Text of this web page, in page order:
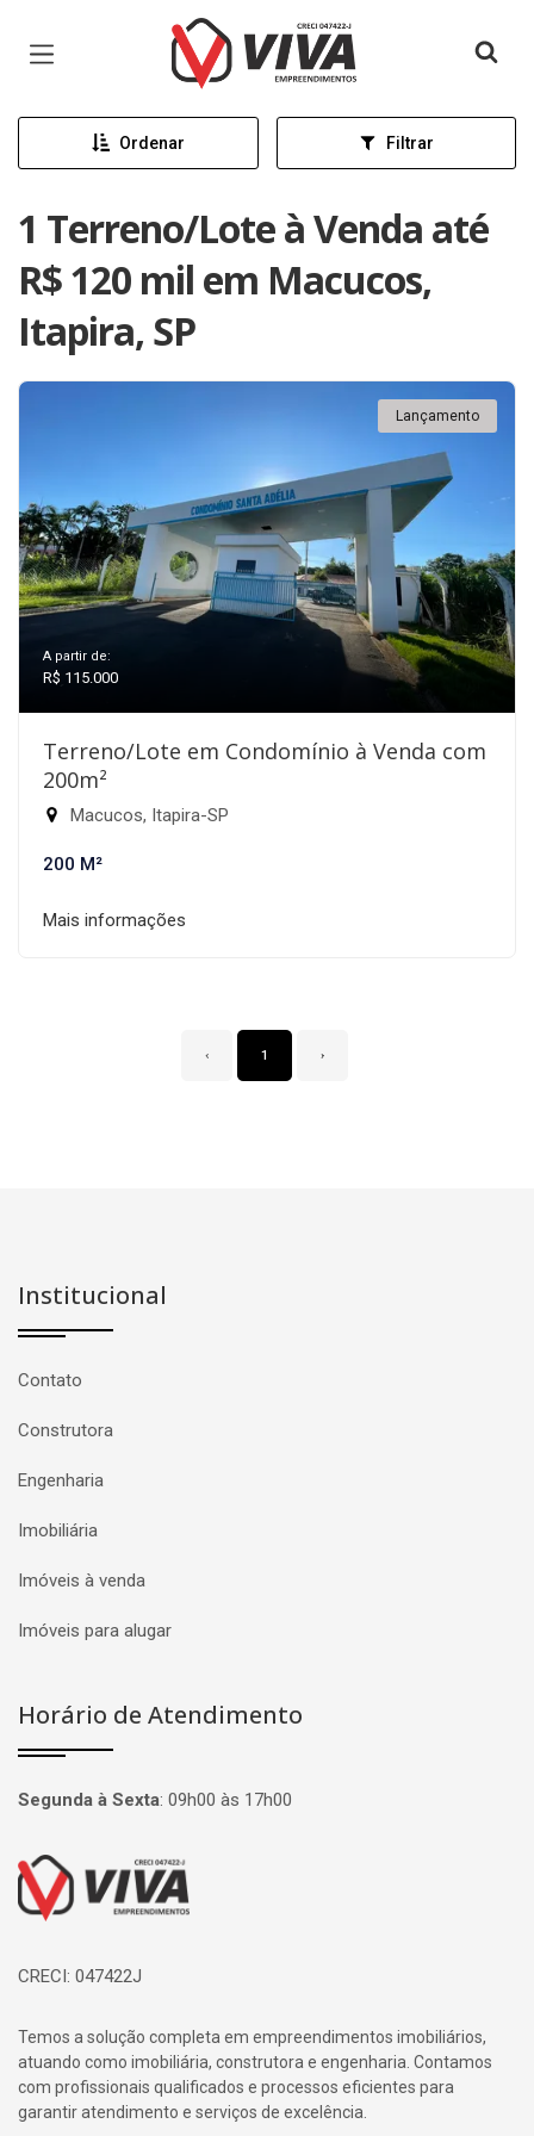
Página inicial
Ordenar Filtrar
1 Terreno/Lote à Venda até
R$ 120 mil em Macucos,
Itapira, SP
Lançamento
A partir de:
R$ 115.000
Terreno/Lote em Condomínio à Venda com
200m²
Macucos, Itapira-SP
200 M²
Mais informações
‹ 1 ›
Institucional
Contato
Construtora
Engenharia
Imobiliária
Imóveis à venda
Imóveis para alugar
Horário de Atendimento
Segunda à Sexta: 09h00 às 17h00
Página inicial
CRECI: 047422J
Temos a solução completa em empreendimentos imobiliários,
atuando como imobiliária, construtora e engenharia. Contamos
com profissionais qualificados e processos eficientes para
garantir atendimento e serviços de excelência.